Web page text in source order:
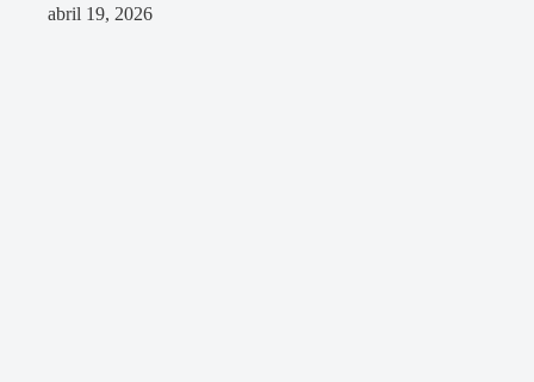
abril 19, 2026